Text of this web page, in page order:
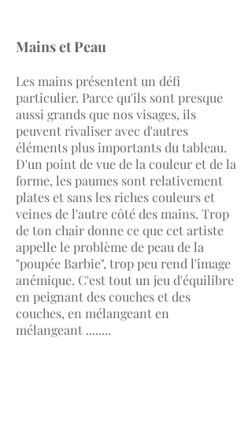
Mains et Peau
Les mains présentent un défi
particulier. Parce qu'ils sont presque
aussi grands que nos visages, ils
peuvent rivaliser avec d'autres
éléments plus importants du tableau.
D'un point de vue de la couleur et de la
forme, les paumes sont relativement
plates et sans les riches couleurs et
veines de l'autre côté des mains. Trop
de ton chair donne ce que cet artiste
appelle le problème de peau de la
"poupée Barbie", trop peu rend l'image
anémique. C'est tout un jeu d'équilibre
en peignant des couches et des
couches, en mélangeant en
mélangeant ........